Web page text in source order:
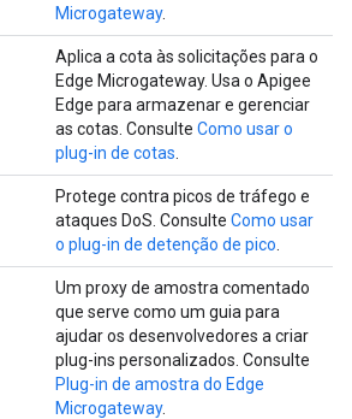
Microgateway.
Aplica a cota às solicitações para o
Edge Microgateway. Usa o Apigee
Edge para armazenar e gerenciar
as cotas. Consulte Como usar o
plug-in de cotas
Protege contra picos de tráfego e
ataques DoS. Consulte Como usar
o plug-in de detenção de pico
Um proxy de amostra comentado
que serve como um guia para
ajudar os desenvolvedores a criar
plug-ins personalizados. Consulte
Plug-in de amostra do Edge
Microgateway.